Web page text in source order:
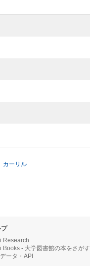
カーリル
プ
Research
Books - 大学図書館の本をさがす
ータ・API